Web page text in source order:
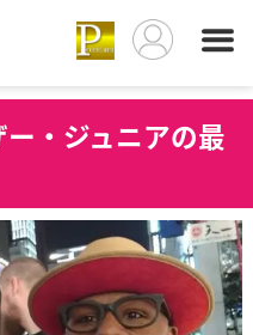
・ジュニアの最